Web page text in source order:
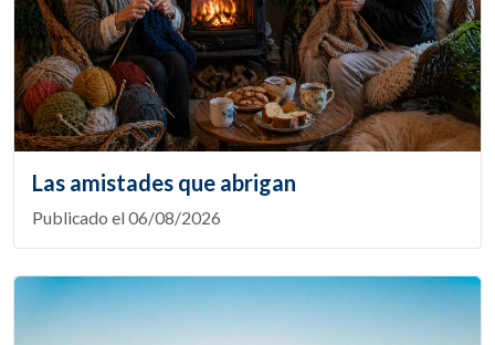
Las amistades que abrigan
Publicado el 06/08/2026